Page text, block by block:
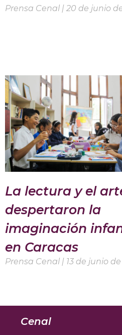
Prensa Cenal 20 de junio
La lectura y el
despertaron la
imaginación
en Caracas
Prensa Cenal 13 de junio
Cenal